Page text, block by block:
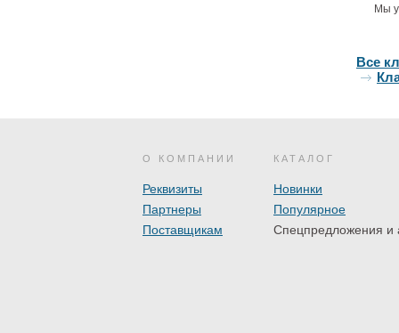
Мы
Все
О КОМПАНИИ
Реквизиты
Партнеры
Поставщикам
КАТАЛОГ
Новинки
Популярное
Спецпредложения и